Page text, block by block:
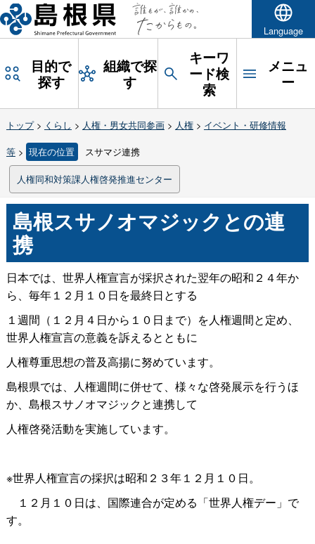
Language
目的で
探す
組織で探
す
キーワ
ード検
索
メニュ
ー
トップ> くらし > 人権・男女共同参画> 人権> イベント・研修情報
等> 現在の位置 スサマジ連携
人権同和対策課人権啓発推進センター
島根スサノオマジックとの連
携
日本では、世界人権宣言が採択された翌年の昭和２４年か
ら、毎年１２月１０日を最終日とする
１週間（１２月４日から１０日まで）を人権週間と定め、
世界人権宣言の意義を訴えるとともに
人権尊重思想の普及高揚に努めています。
島根県では、人権週間に併せて、様々な啓発展示を行うほ
か、島根スサノオマジックと連携して
人権啓発活動を実施しています。
※世界人権宣言の採択は昭和２３年１２月１０日。
１２月１０日は、国際連合が定める「世界人権デー」で
す。